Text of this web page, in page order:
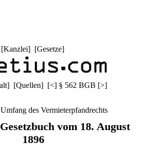
[Kanzlei] [Gesetze]
] [Quellen] [<] § 562 BGB [>]
des Vermieterpfandrechts
vom 18. August
1896